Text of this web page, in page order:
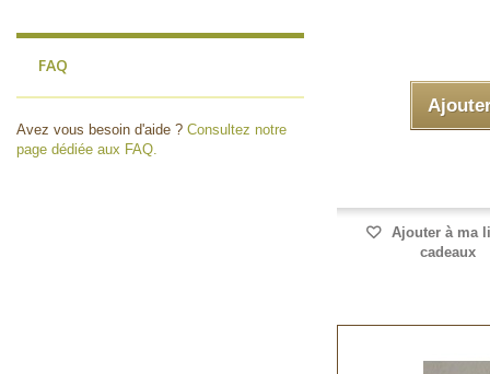
FAQ
Avez vous besoin d'aide ? Consultez notre
page dédiée aux FAQ.
Ajouter à ma
cadeaux